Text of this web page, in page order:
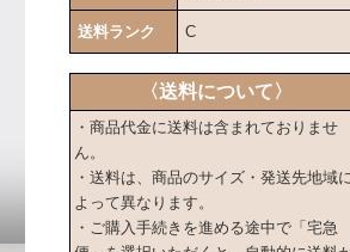
送料ランク C